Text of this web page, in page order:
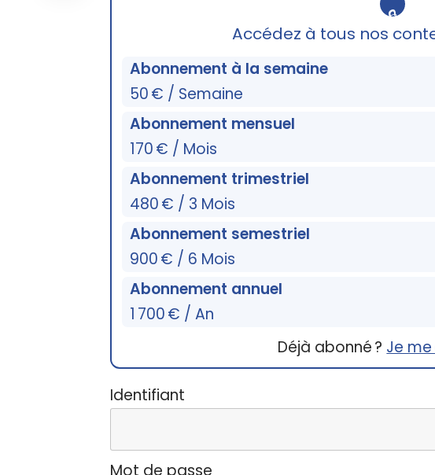
🔒
Accédez à tous nos
Abonnement à la semaine
50 € / Semaine
Abonnement mensuel
170 € / Mois
Abonnement trimestriel
480 € / 3 Mois
Abonnement semestriel
900 € / 6 Mois
Abonnement annuel
1 700 € / An
Déjà abonné ? Je
Identifiant
Mot de passe